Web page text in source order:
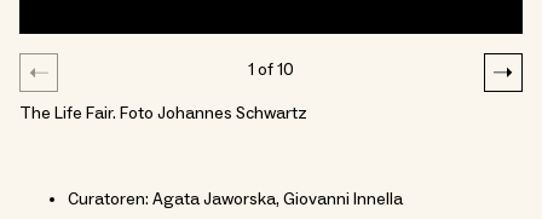
1 of10
The Life Fair. Foto Johannes Schwartz
Curatoren: Agata Jaworska, Giovanni Innella